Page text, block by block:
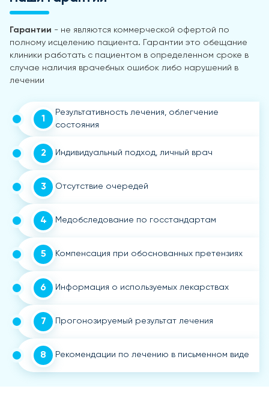
Гарантии - не являются коммерческой офертой по
полному исцелению пациента. Гарантии это обещание
клиники работать с пациентом в определенном сроке в
случае наличия врачебных ошибок либо нарушений в
лечении
1
Результативность лечения, облегчение
состояния
2 Индивидуальный подход, личный врач
3 Отсутствие очередей
4 Медобследование по госстандартам
5 Компенсация при обоснованных претензиях
6 Информация о используемых лекарствах
7 Прогонозируемый результат лечения
8 Рекомендации по лечению в письменном виде